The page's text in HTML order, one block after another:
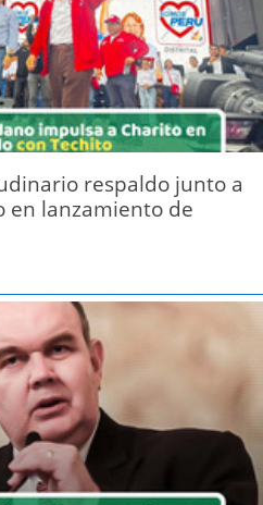
respaldo junto a
en lanzamiento de